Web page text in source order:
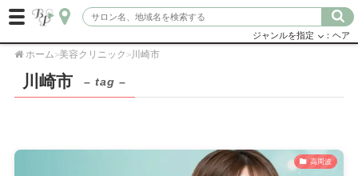
ジャンルを指定 ：ヘア
ホーム>美容クリニック >川崎市
川崎市 – tag –
高周波